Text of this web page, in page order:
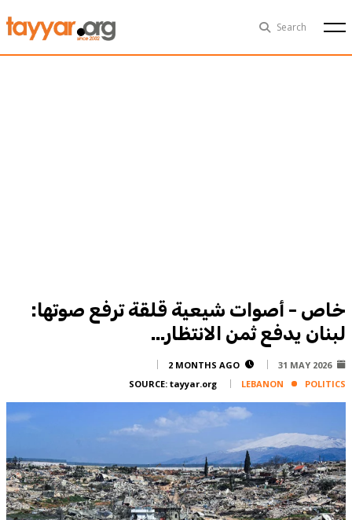
Search
Fri, Aug 7th 29°C
Services
Horoscope
Polls
خاص - أصوات شيعية قلقة ترفع صوتها:
لبنان يدفع ثمن الانتظار...
31 MAY 2026
2 MONTHS AGO
LEBANON
POLITICS
SOURCE: tayyar.org